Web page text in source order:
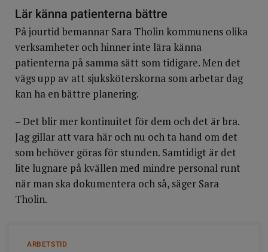
Lär känna patienterna bättre
På jourtid bemannar Sara Tholin kommunens olika
verksamheter och hinner inte lära känna
patienterna på samma sätt som tidigare. Men det
vägs upp av att sjuksköterskorna som arbetar dag
kan ha en bättre planering.
– Det blir mer kontinuitet för dem och det är bra.
Jag gillar att vara här och nu och ta hand om det
som behöver göras för stunden. Samtidigt är det
lite lugnare på kvällen med mindre personal runt
när man ska dokumentera och så, säger Sara
Tholin.
ARBETSTID